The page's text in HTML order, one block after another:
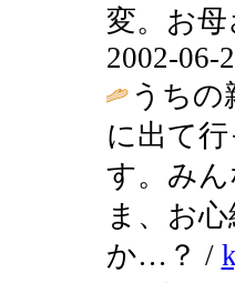
変。お
2002-06-
うちの
に出て
す。み
ま、お
か…？ /